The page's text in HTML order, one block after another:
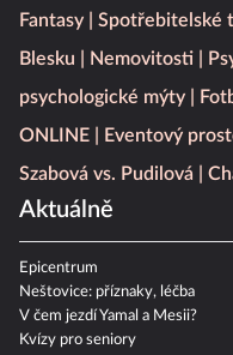
Fantasy
Spotřebitelské
Blesku
Nemovitosti
psychologické mýty
ONLINE
Eventový
Szabová vs. Pudilová
Aktuálně
Epicentrum
Neštovice: příznaky, léčba
V čem jezdí Yamal a Mesii?
Kvízy pro seniory